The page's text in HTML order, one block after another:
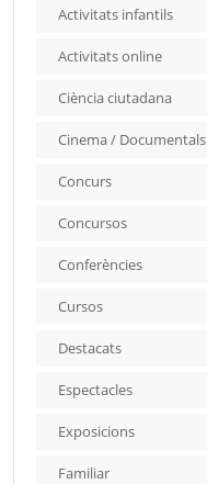
Activitats infantils
Activitats online
Ciència ciutadana
Cinema / Documentals
Concurs
Concursos
Conferències
Cursos
Destacats
Espectacles
Exposicions
Familiar